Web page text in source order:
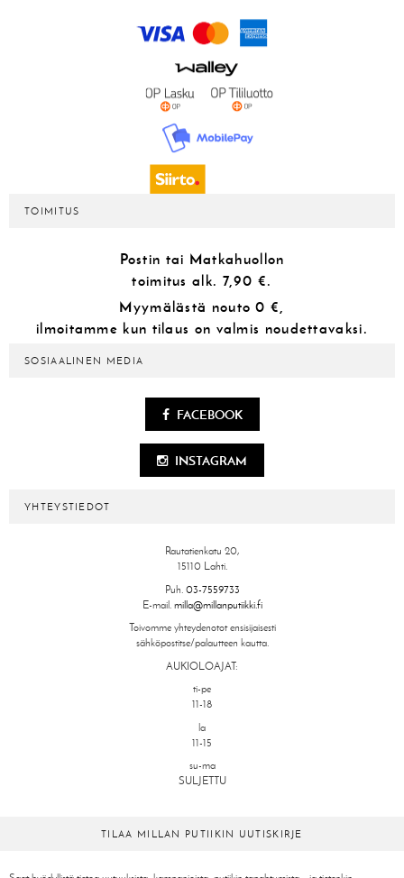
TOIMITUS
Postin tai Matkahuollon
toimitus alk. 7,90 €.
Myymälästä nouto 0 €,
ilmoitamme kun tilaus on valmis noudettavaksi.
SOSIAALINEN MEDIA
FACEBOOK
INSTAGRAM
YHTEYSTIEDOT
Rautatienkatu 20,
15110 Lahti.
Puh. 03-7559733
E-mail. milla@millanputiikki.fi
Toivomme yhteydenotot ensisijaisesti
sähköpostitse/palautteen kautta.
AUKIOLOAJAT:
ti-pe
11-18
la
11-15
su-ma
SULJETTU
TILAA MILLAN PUTIIKIN UUTISKIRJE